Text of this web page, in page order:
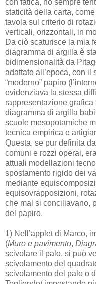
con fatica, ho sempre
staticità della carta,
tavola sul criterio di
verticali, orizzontali, in
Da ciò scaturisce la mia
diagramma di argilla è
bidimensionalità da
adattato all’epoca, con il
“moderno” papiro
evidenziava la stessa
rappresentazione
diagramma di argilla
scuole mesopotamiche
tecnica empirica e
Questa, se pur definita
comuni e rozzi operai,
attuali modellazioni
spostamento rigido dei
mediante
equisovrapposizioni,
che mal si conciliavano,
del papiro.
1) Nell’applet di Marco,
(Muro e pavimento,
scivolare il palo, si può
scivolamento del
scivolamento del palo o